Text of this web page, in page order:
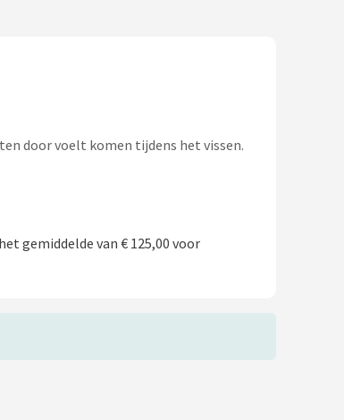
door voelt komen tijdens het vissen.
gemiddelde van € 125,00 voor